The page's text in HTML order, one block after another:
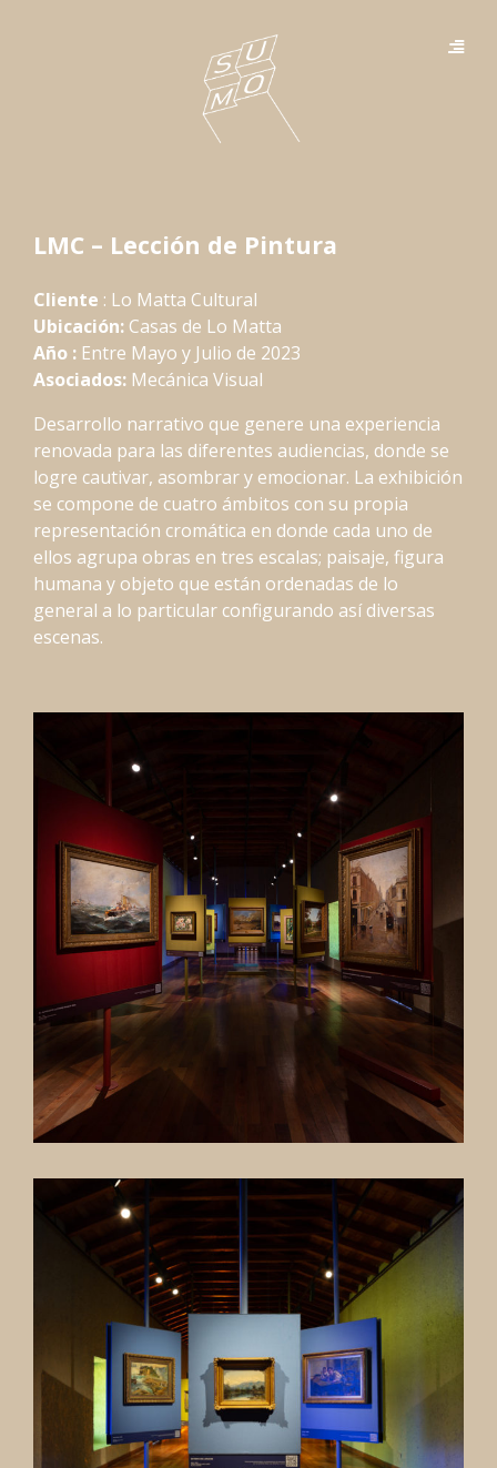
LMC – Lección de Pintura
Cliente : Lo Matta Cultural
Ubicación: Casas de Lo Matta
Año : Entre Mayo y Julio de 2023
Asociados: Mecánica Visual
Desarrollo narrativo que genere una experiencia
renovada para las diferentes audiencias, donde se
logre cautivar, asombrar y emocionar. La exhibición
se compone de cuatro ámbitos con su propia
representación cromática en donde cada uno de
ellos agrupa obras en tres escalas; paisaje, figura
humana y objeto que están ordenadas de lo
general a lo particular configurando así diversas
escenas.